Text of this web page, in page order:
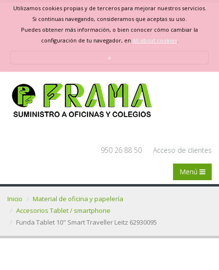
Utilizamos cookies propias y de terceros para mejorar nuestros servicios.
Si continuas navegando, consideramos que aceptas su uso.
Puedes obtener más información, o bien conocer cómo cambiar la
configuración de tu navegador, en All about cookies.
x
950 26 88 50 Acceso de clientes
Menú
Inicio
Material de oficina y papelería
Accesorios Tablet / smartphone
Funda Tablet 10" Smart Traveller Leitz 62930095